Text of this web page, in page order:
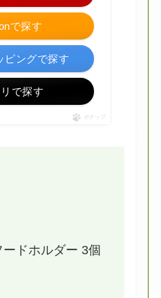
で探す
ピングで探す
で探す
ポチップ
ドホルダー 3個